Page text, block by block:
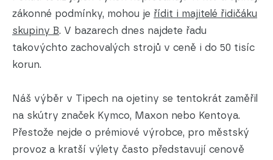
zákonné podmínky, mohou je řídit i majitelé řidičáku
skupiny B. V bazarech dnes najdete řadu
takovýchto zachovalých strojů v ceně i do 50 tisíc
korun.
Náš výběr v Tipech na ojetiny se tentokrát zaměřil
na skútry značek Kymco, Maxon nebo Kentoya.
Přestože nejde o prémiové výrobce, pro městský
provoz a kratší výlety často představují cenově